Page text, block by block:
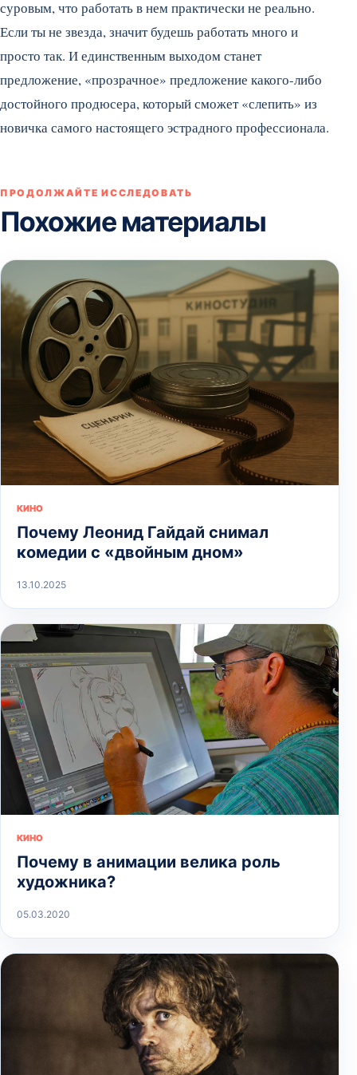
суровым, что работать в нем практически не реально.
Если ты не звезда, значит будешь работать много и
просто так. И единственным выходом станет
предложение, «прозрачное» предложение какого-либо
достойного продюсера, который сможет «слепить» из
новичка самого настоящего эстрадного профессионала.
ПРОДОЛЖАЙТЕ ИССЛЕДОВАТЬ
Похожие материалы
КИНО
Почему Леонид Гайдай снимал
комедии с «двойным дном»
13.10.2025
КИНО
Почему в анимации велика роль
художника?
05.03.2020